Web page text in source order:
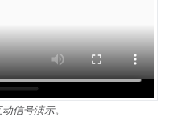
信号演示。